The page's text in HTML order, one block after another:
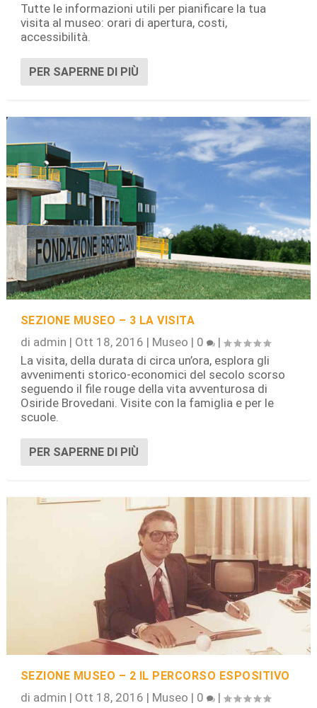
Tutte le informazioni utili per pianificare la tua
visita al museo: orari di apertura, costi,
accessibilità.
PER SAPERNE DI PIÙ
SEZIONE MUSEO – 3 LA VISITA
di admin | Ott 18, 2016 | Museo | 0
|
La visita, della durata di circa un’ora, esplora gli
avvenimenti storico-economici del secolo scorso
seguendo il file rouge della vita avventurosa di
Osiride Brovedani. Visite con la famiglia e per le
scuole.
PER SAPERNE DI PIÙ
SEZIONE MUSEO – 2 IL PERCORSO ESPOSITIVO
di admin | Ott 18, 2016 | Museo | 0
|